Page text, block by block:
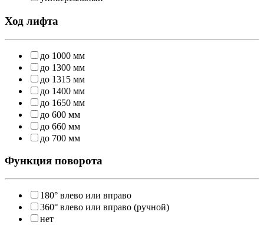
Ход лифта
до 1000 мм
до 1300 мм
до 1315 мм
до 1400 мм
до 1650 мм
до 600 мм
до 660 мм
до 700 мм
Функция поворота
180° влево или вправо
360° влево или вправо (ручной)
нет